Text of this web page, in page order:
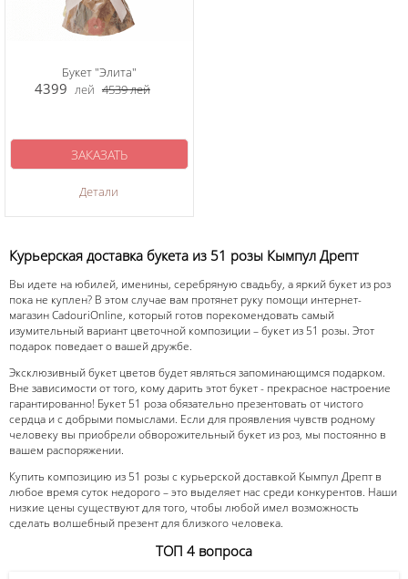
Букет "Элита"
4399 лей 4539лей
Детали
ЗАКАЗАТЬ
Курьерская доставка букета из 51 розы Кымпул Дрепт
Вы идете на юбилей, именины, серебряную свадьбу, а яркий букет из роз
пока не куплен? В этом случае вам протянет руку помощи интернет-
магазин CadouriOnline, который готов порекомендовать самый
изумительный вариант цветочной композиции – букет из 51 розы. Этот
подарок поведает о вашей дружбе.
Эксклюзивный букет цветов будет являться запоминающимся подарком.
Вне зависимости от того, кому дарить этот букет - прекрасное настроение
гарантированно! Букет 51 роза обязательно презентовать от чистого
сердца и с добрыми помыслами. Если для проявления чувств родному
человеку вы приобрели обворожительный букет из роз, мы постоянно в
вашем распоряжении.
Купить композицию из 51 розы с курьерской доставкой Кымпул Дрепт в
любое время суток недорого – это выделяет нас среди конкурентов. Наши
низкие цены существуют для того, чтобы любой имел возможность
сделать волшебный презент для близкого человека.
ТОП 4 вопроса